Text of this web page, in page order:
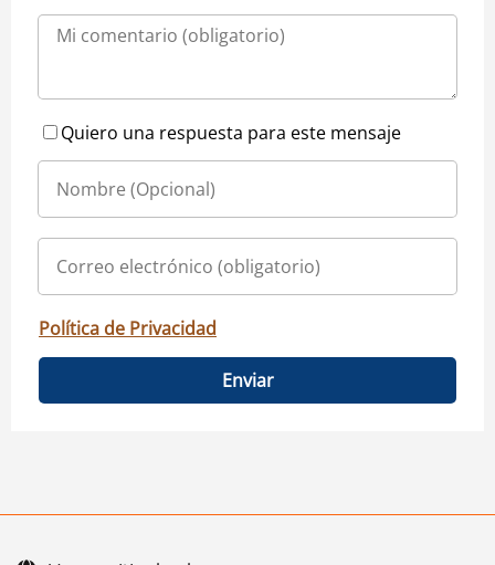
Quiero una respuesta para este mensaje
Política de Privacidad
Enviar